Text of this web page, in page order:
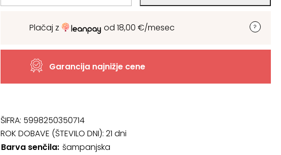
Plačaj z od 18,00 €/mesec
Garancija najnižje cene
ŠIFRA: 5998250350714
ROK DOBAVE (ŠTEVILO DNI): 21 dni
Barva senčila šampanjska